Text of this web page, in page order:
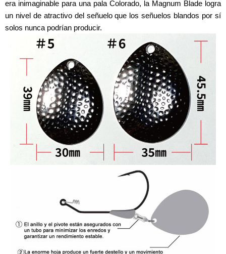
era inimaginable para una pala Colorado, la Magnum Blade logra
un nivel de atractivo del señuelo que los señuelos blandos por sí
solos nunca podrían producir.